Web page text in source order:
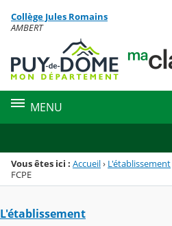
Menu de la rubrique
Contenu
Collège Jules Romains
AMBERT
MENU
Vous êtes ici : Accueil› L'établissement
FCPE
L'établissement